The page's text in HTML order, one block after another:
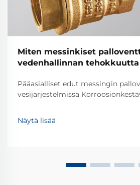
Miten messinkiset
vedenhallinnan tehokkuutta
Pääasialliset edut messingin
vesijärjestelmissä
hyvin korroosiota, mikä tekee
valintoja vesijärjestelmiin, joiden
Näytä lisää